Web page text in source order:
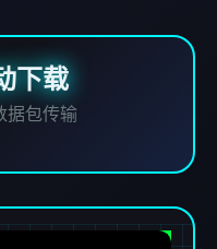
下载
据包传输